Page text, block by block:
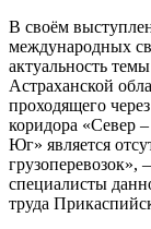
В своём
международных
актуальность
Астраханской
проходящего
коридора «Север
Юг» является
специалисты
труда